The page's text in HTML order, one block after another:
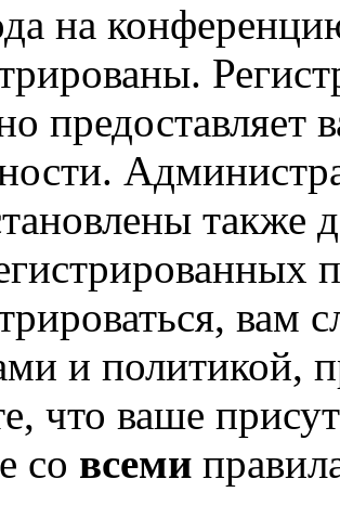
на
предоставляет
также
вам
и политикой,
что ваше
со всеми